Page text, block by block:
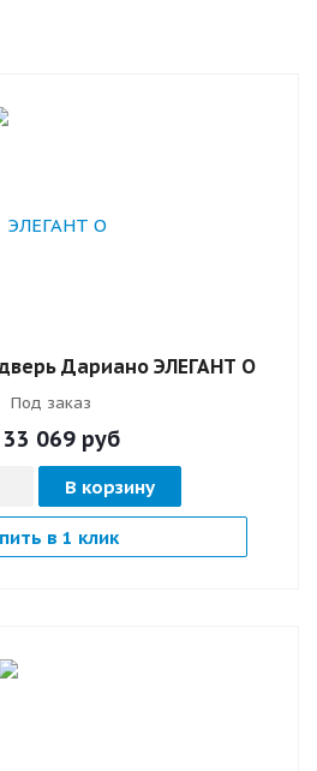
Дариано ЭЛЕГАНТ О
Под заказ
069 руб
В корзину
в 1 клик